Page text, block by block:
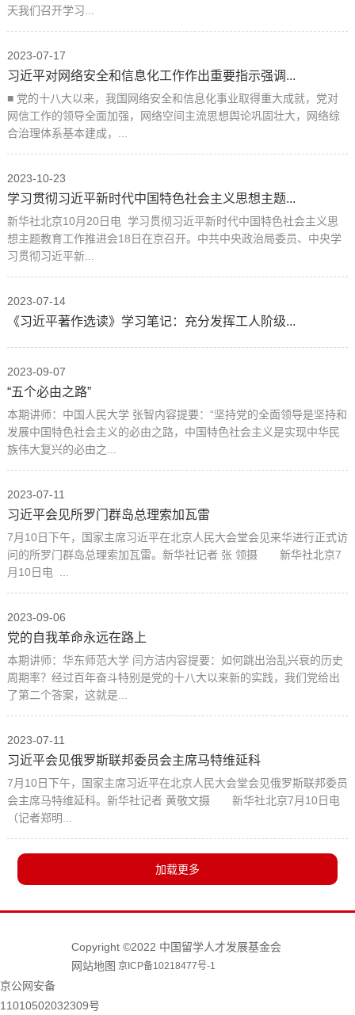
天我们召开学习...
2023-07-17
习近平对网络安全和信息化工作作出重要指示强调...
■ 党的十八大以来，我国网络安全和信息化事业取得重大成就，党对
网信工作的领导全面加强，网络空间主流思想舆论巩固壮大，网络综
合治理体系基本建成，...
2023-10-23
学习贯彻习近平新时代中国特色社会主义思想主题...
新华社北京10月20日电 学习贯彻习近平新时代中国特色社会主义思
想主题教育工作推进会18日在京召开。中共中央政治局委员、中央学
习贯彻习近平新...
2023-07-14
《习近平著作选读》学习笔记：充分发挥工人阶级...
2023-09-07
“五个必由之路”
本期讲师：中国人民大学 张智内容提要：“坚持党的全面领导是坚持和
发展中国特色社会主义的必由之路，中国特色社会主义是实现中华民
族伟大复兴的必由之...
2023-07-11
习近平会见所罗门群岛总理索加瓦雷
7月10日下午，国家主席习近平在北京人民大会堂会见来华进行正式访
问的所罗门群岛总理索加瓦雷。新华社记者 张 领摄 新华社北京7
月10日电 ...
2023-09-06
党的自我革命永远在路上
本期讲师：华东师范大学 闫方洁内容提要：如何跳出治乱兴衰的历史
周期率？经过百年奋斗特别是党的十八大以来新的实践，我们党给出
了第二个答案，这就是...
2023-07-11
习近平会见俄罗斯联邦委员会主席马特维延科
7月10日下午，国家主席习近平在北京人民大会堂会见俄罗斯联邦委员
会主席马特维延科。新华社记者 黄敬文摄 新华社北京7月10日电
（记者郑明...
Copyright ©2022 中国留学人才发展基金会
网站地图 京ICP备10218477号-1
京公网安备
11010502032309号